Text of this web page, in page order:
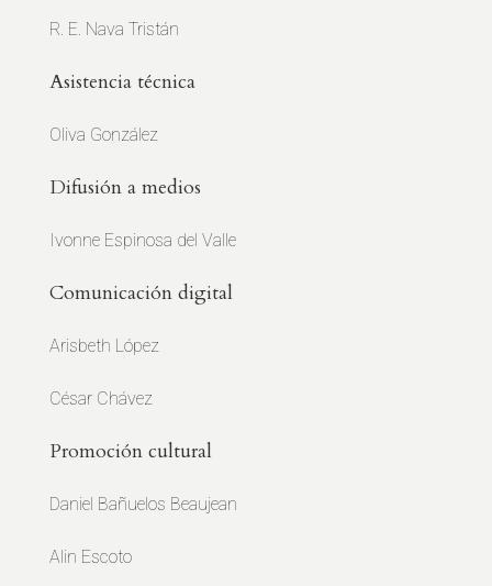
R. E. Nava Tristán
Asistencia técnica
Oliva González
Difusión a medios
Ivonne Espinosa del Valle
Comunicación digital
Arisbeth López
César Chávez
Promoción cultural
Daniel Bañuelos Beaujean
Alin Escoto